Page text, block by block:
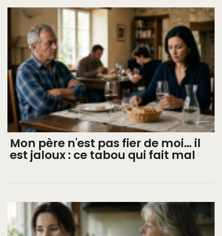
Mon père n'est pas fier de moi… il
est jaloux : ce tabou qui fait mal